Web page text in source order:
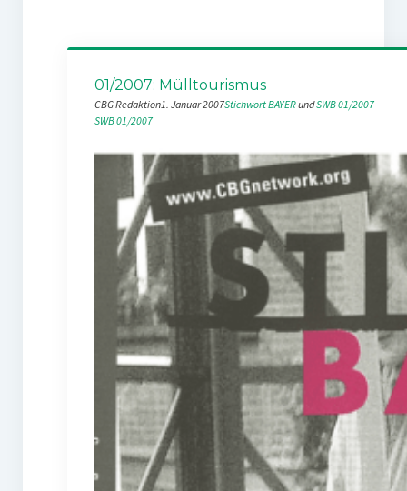
01/2007: Mülltourismus
CBG Redaktion1. Januar 2007Stichwort BAYER und SWB 01/2007
SWB 01/2007